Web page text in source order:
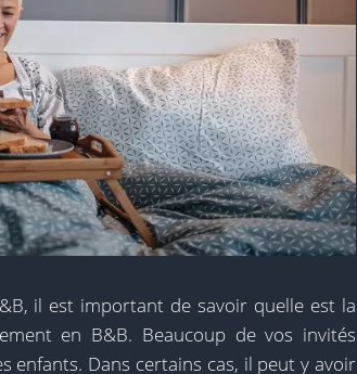
il est important de savoir quelle est la
en B&B. Beaucoup de vos invités
enfants. Dans certains cas, il peut y avoir